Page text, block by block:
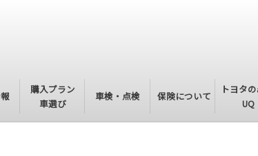
購入プラン
車選び
車検・点検 保険について
トヨタの
UQ